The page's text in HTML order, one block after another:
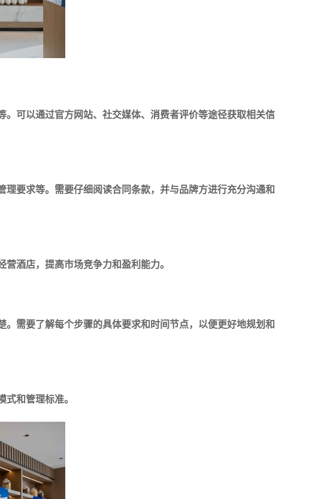
可以通过官方网站、社交媒体、消费者评价等途径获取相关信
要求等。需要仔细阅读合同条款，并与品牌方进行充分沟通和
酒店，提高市场竞争力和盈利能力。
需要了解每个步骤的具体要求和时间节点，以便更好地规划和
和管理标准。